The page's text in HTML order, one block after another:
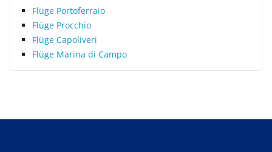
Flüge Portoferraio
Flüge Procchio
Flüge Capoliveri
Flüge Marina di Campo